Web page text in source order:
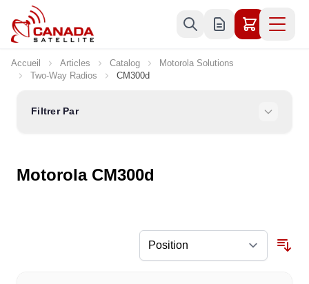
Allez au contenu
Accueil Articles Catalog
Motorola Solutions
Two-Way Radios
CM300d
Filtrer Par
Motorola CM300d